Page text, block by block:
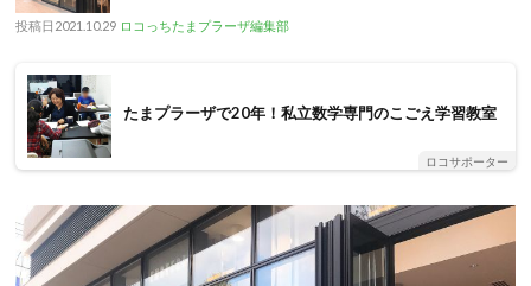
投稿日 2021.10.29 ロコっちたまプラーザ編集部
たまプラーザで20年！私立数学専門のこごえ学習教室
ロコサポーター